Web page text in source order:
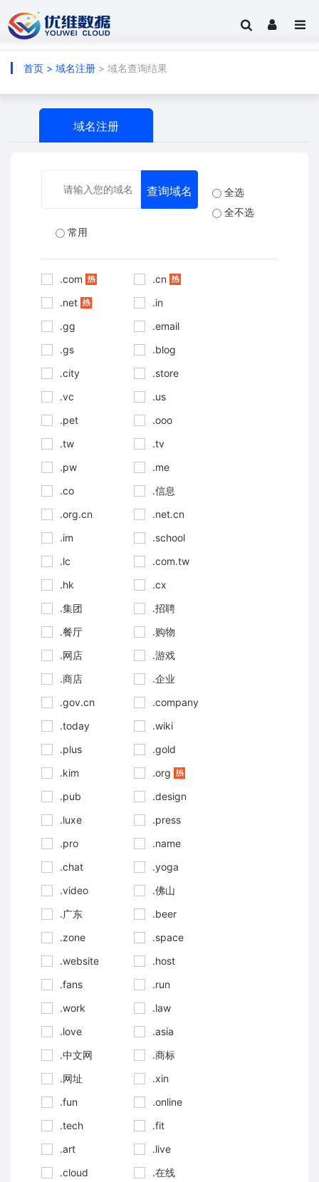
首页 > 域名注册 > 域名查询结果
域名注册
全选
全不选
常用
.com
.cn
.net
.in
.gg
.email
.gs
.blog
.city
.store
.vc
.us
.pet
.ooo
.tw
.tv
.pw
.me
.co
.信息
.org.cn
.net.cn
.im
.school
.lc
.com.tw
.hk
.cx
.集团
.招聘
.餐厅
.购物
.网店
.游戏
.商店
.企业
.gov.cn
.company
.today
.wiki
.plus
.gold
.kim
.org
.pub
.design
.luxe
.press
.pro
.name
.chat
.yoga
.video
.佛山
.广东
.beer
.zone
.space
.website
.host
.fans
.run
.work
.law
.love
.asia
.中文网
.商标
.网址
.xin
.fun
.online
.tech
.fit
.art
.live
.cloud
.在线